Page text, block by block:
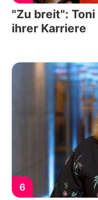
"Zu breit":
ihrer Karriere
6